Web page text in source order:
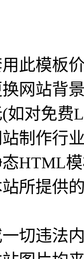
用此模板
换网站背
(如对免
站制作行
态HTML
站所提供
容使用